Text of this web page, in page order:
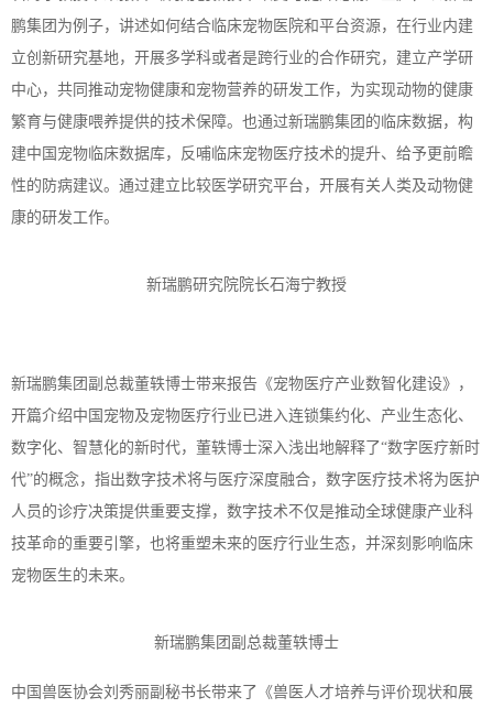
鹏集团为例子，讲述如何结合临床宠物医院和平台资源，在行业内建
立创新研究基地，开展多学科或者是跨行业的合作研究，建立产学研
中心，共同推动宠物健康和宠物营养的研发工作，为实现动物的健康
繁育与健康喂养提供的技术保障。也通过新瑞鹏集团的临床数据，构
建中国宠物临床数据库，反哺临床宠物医疗技术的提升、给予更前瞻
性的防病建议。通过建立比较医学研究平台，开展有关人类及动物健
康的研发工作。
新瑞鹏研究院院长石海宁教授
新瑞鹏集团副总裁董轶博士带来报告《宠物医疗产业数智化建设》，
开篇介绍中国宠物及宠物医疗行业已进入连锁集约化、产业生态化、
数字化、智慧化的新时代，董轶博士深入浅出地解释了“数字医疗新时
代”的概念，指出数字技术将与医疗深度融合，数字医疗技术将为医护
人员的诊疗决策提供重要支撑，数字技术不仅是推动全球健康产业科
技革命的重要引擎，也将重塑未来的医疗行业生态，并深刻影响临床
宠物医生的未来。
新瑞鹏集团副总裁董轶博士
中国兽医协会刘秀丽副秘书长带来了《兽医人才培养与评价现状和展